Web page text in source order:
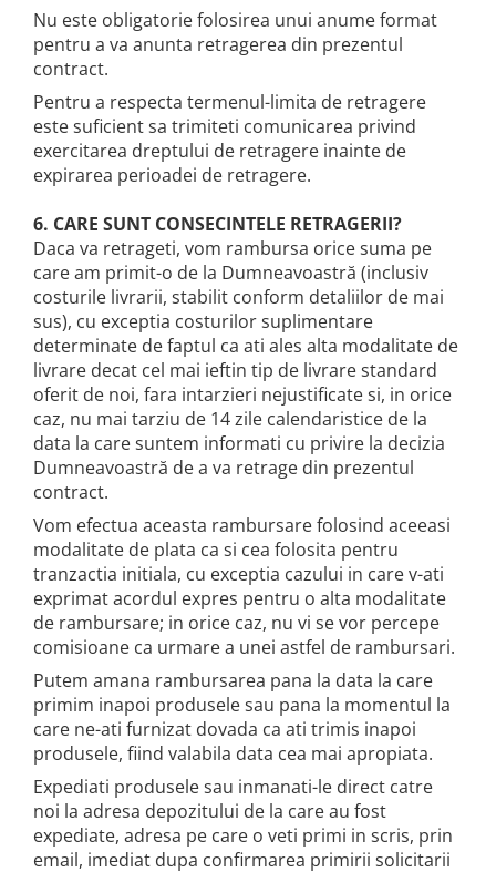
Nu este obligatorie folosirea unui anume format
pentru a va anunta retragerea din prezentul
contract.
Pentru a respecta termenul-limita de retragere
este suficient sa trimiteti comunicarea privind
exercitarea dreptului de retragere inainte de
expirarea perioadei de retragere.
6. CARE SUNT CONSECINTELE RETRAGERII?
Daca va retrageti, vom rambursa orice suma pe
care am primit-o de la Dumneavoastră (inclusiv
costurile livrarii, stabilit conform detaliilor de mai
sus), cu exceptia costurilor suplimentare
determinate de faptul ca ati ales alta modalitate de
livrare decat cel mai ieftin tip de livrare standard
oferit de noi, fara intarzieri nejustificate si, in orice
caz, nu mai tarziu de 14 zile calendaristice de la
data la care suntem informati cu privire la decizia
Dumneavoastră de a va retrage din prezentul
contract.
Vom efectua aceasta rambursare folosind aceeasi
modalitate de plata ca si cea folosita pentru
tranzactia initiala, cu exceptia cazului in care v-ati
exprimat acordul expres pentru o alta modalitate
de rambursare; in orice caz, nu vi se vor percepe
comisioane ca urmare a unei astfel de rambursari.
Putem amana rambursarea pana la data la care
primim inapoi produsele sau pana la momentul la
care ne-ati furnizat dovada ca ati trimis inapoi
produsele, fiind valabila data cea mai apropiata.
Expediati produsele sau inmanati-le direct catre
noi la adresa depozitului de la care au fost
expediate, adresa pe care o veti primi in scris, prin
email, imediat dupa confirmarea primirii solicitarii